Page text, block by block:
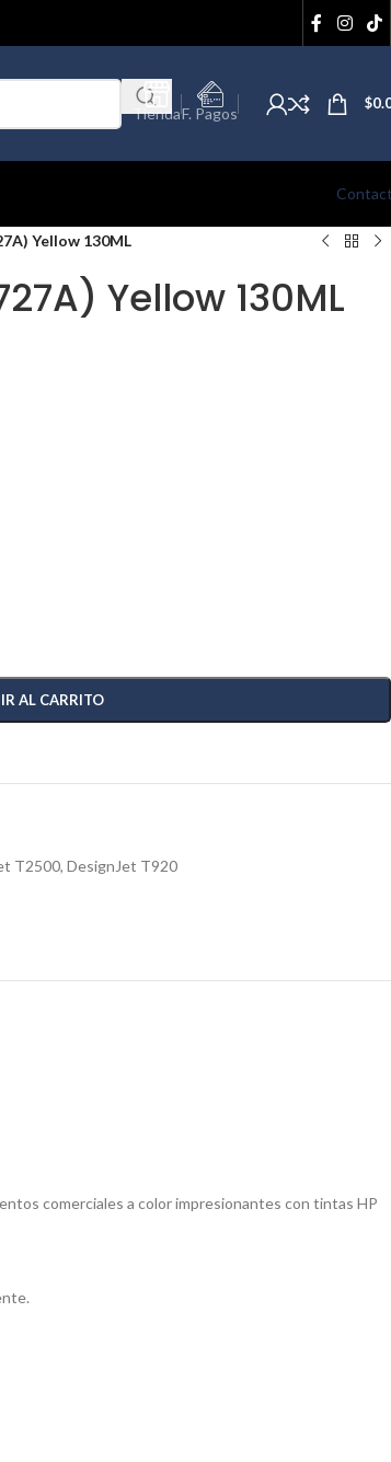
TiendaF. Pagos
$
Yellow 130ML
Yellow 130ML
AL CARRITO
T2500, DesignJet T920
comerciales a color impresionantes con tintas HP